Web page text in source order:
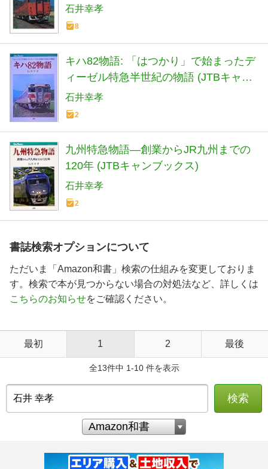
石井幸孝
8
キハ82物語: 「はつかり」で始まったデ
ィーゼル特急半世紀の物語 (JTBキャン
ブックス)
石井幸孝
2
九州特急物語―創業からJR九州までの
120年 (JTBキャンブックス)
石井幸孝
2
書誌検索オプションについて
ただいま「Amazon和書」検索の仕組みを変更しておりま
す。検索で本が見つからない場合の対処法など、詳しくは
こちらのお知らせをご確認ください。
最初 1 2 最後
全13件中 1-10 件を表示
検索